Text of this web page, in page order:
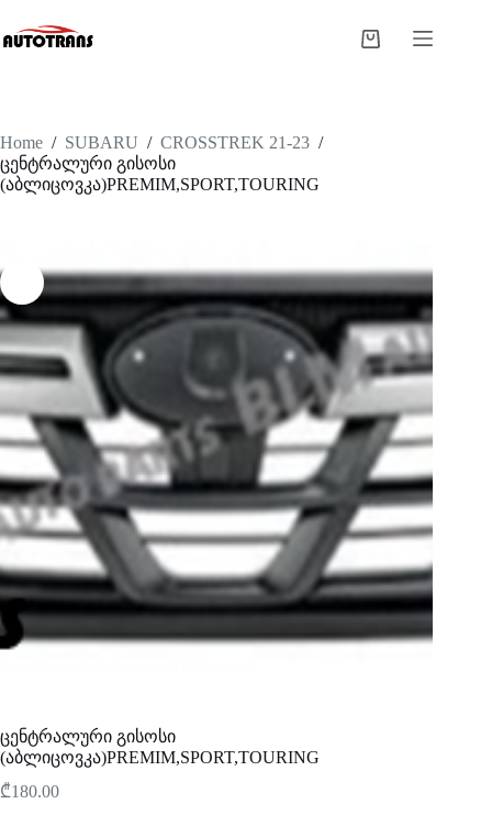
Home / SUBARU / CROSSTREK 21-23 /
ცენტრალური გისოსი
(აბლიცოვკა)PREMIM,SPORT,TOURING
ცენტრალური გისოსი
(აბლიცოვკა)PREMIM,SPORT,TOURING
₾180.00